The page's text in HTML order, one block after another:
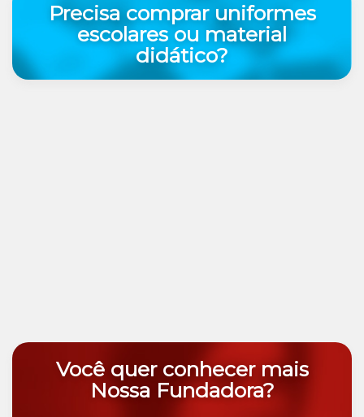
Precisa comprar uniformes
escolares ou material
didático?
Você quer conhecer mais
Nossa Fundadora?